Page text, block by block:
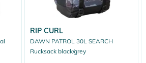
RIP CURL
DAWN PATROL 30L SEARCH
Rucksack black/grey